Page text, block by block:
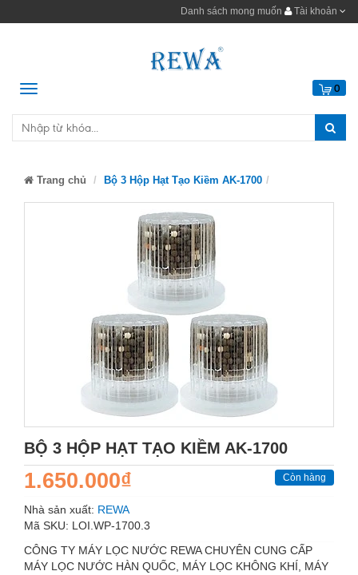
Danh sách mong muốn Tài khoản
Menu 0
Trang chủ Bộ 3 Hộp Hạt Tạo Kiềm AK-1700
BỘ 3 HỘP HẠT TẠO KIỀM AK-1700
1.650.000₫ Còn hàng
Nhà sản xuất: REWA
Mã SKU: LOI.WP-1700.3
CÔNG TY MÁY LỌC NƯỚC REWA CHUYÊN CUNG CẤP
MÁY LỌC NƯỚC HÀN QUỐC, MÁY LỌC KHÔNG KHÍ, MÁY